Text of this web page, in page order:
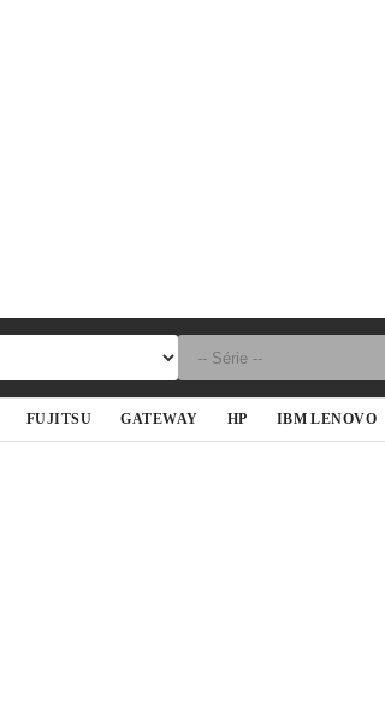
FUJITSU GATEWAY HP IBM LENOVO